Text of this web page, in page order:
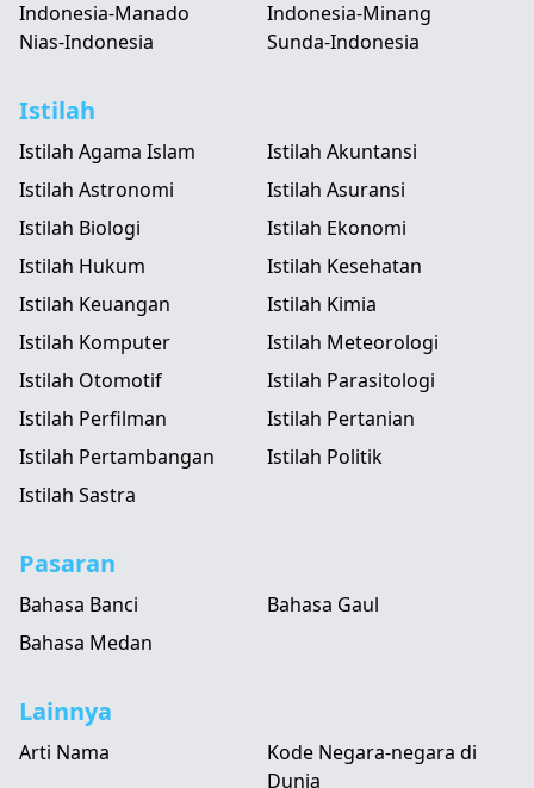
Indonesia-Manado
Indonesia-Minang
Nias-Indonesia
Sunda-Indonesia
Istilah
Istilah Agama Islam
Istilah Akuntansi
Istilah Astronomi
Istilah Asuransi
Istilah Biologi
Istilah Ekonomi
Istilah Hukum
Istilah Kesehatan
Istilah Keuangan
Istilah Kimia
Istilah Komputer
Istilah Meteorologi
Istilah Otomotif
Istilah Parasitologi
Istilah Perfilman
Istilah Pertanian
Istilah Pertambangan
Istilah Politik
Istilah Sastra
Pasaran
Bahasa Banci
Bahasa Gaul
Bahasa Medan
Lainnya
Arti Nama
Kode Negara-negara di
Dunia